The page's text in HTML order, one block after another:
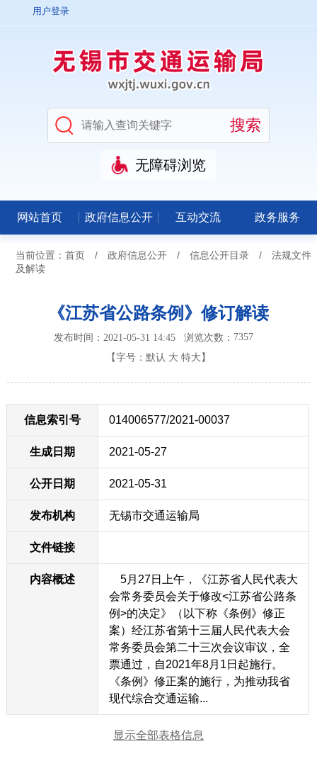
用户登录
无障碍浏览
网站首页 政府信息公开 互动交流 政务服务
当前位置： 首页 / 政府信息公开 / 信息公开目录 /
法规文件
及解读
《江苏省公路条例》修订解读
发布时间：2021-05-31 14:45浏览次数： 7357
【字号： 默认 大 特大 】
信息索引号 014006577/2021-00037
生成日期 2021-05-27
公开日期 2021-05-31
发布机构 无锡市交通运输局
文件链接
内容概述
5月27日上午，《江苏省人民代表大
会常务委员会关于修改<江苏省公路条
例>的决定》（以下称《条例》修正
案）经江苏省第十三届人民代表大会
常务委员会第二十三次会议审议，全
票通过，自2021年8月1日起施行。
《条例》修正案的施行，为推动我省
现代综合交通运输...
显示全部表格信息